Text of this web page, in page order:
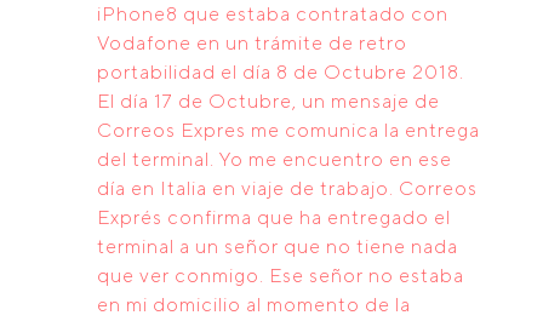
iPhone8 que estaba contratado con
Vodafone en un trámite de retro
portabilidad el día 8 de Octubre 2018.
El día 17 de Octubre, un mensaje de
Correos Expres me comunica la entrega
del terminal. Yo me encuentro en ese
día en Italia en viaje de trabajo. Correos
Exprés confirma que ha entregado el
terminal a un señor que no tiene nada
que ver conmigo. Ese señor no estaba
en mi domicilio al momento de la